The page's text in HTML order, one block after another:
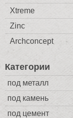
Xtreme
Zinc
Archconcept
Категории
под металл
под камень
под цемент